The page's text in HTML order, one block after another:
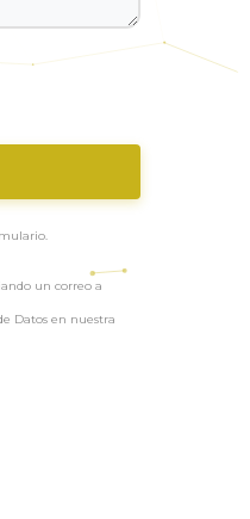
un correo a
Datos en nuestra